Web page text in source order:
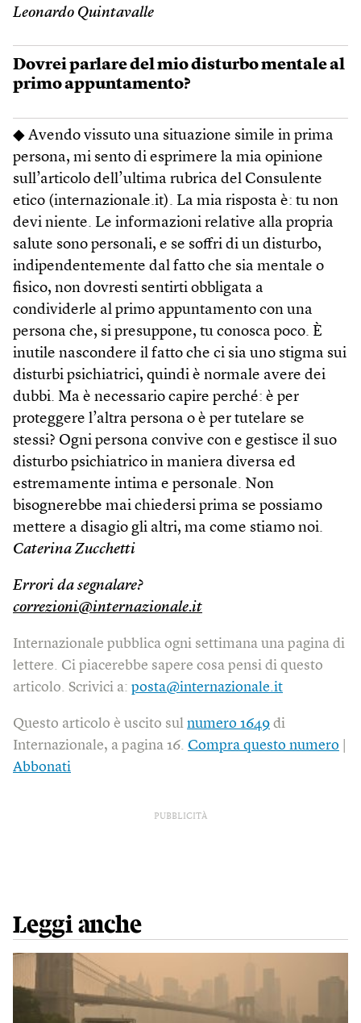
Leonardo Quintavalle
Dovrei parlare del mio disturbo mentale al
primo appuntamento?
◆ Avendo vissuto una situazione simile in prima
persona, mi sento di esprimere la mia opinione
sull’articolo dell’ultima rubrica del Consulente
etico (internazionale.it). La mia risposta è: tu non
devi niente. Le informazioni relative alla propria
salute sono personali, e se soffri di un disturbo,
indipendentemente dal fatto che sia mentale o
fisico, non dovresti sentirti obbligata a
condividerle al primo appuntamento con una
persona che, si presuppone, tu conosca poco. È
inutile nascondere il fatto che ci sia uno stigma sui
disturbi psichiatrici, quindi è normale avere dei
dubbi. Ma è necessario capire perché: è per
proteggere l’altra persona o è per tutelare se
stessi? Ogni persona convive con e gestisce il suo
disturbo psichiatrico in maniera diversa ed
estremamente intima e personale. Non
bisognerebbe mai chiedersi prima se possiamo
mettere a disagio gli altri, ma come stiamo noi.
Caterina Zucchetti
Errori da segnalare?
correzioni@internazionale.it
Internazionale pubblica ogni settimana una pagina di
lettere. Ci piacerebbe sapere cosa pensi di questo
articolo. Scrivici a: posta@internazionale.it
Questo articolo è uscito sul numero 1649 di
Internazionale, a pagina 16. Compra questo numero
Abbonati
PUBBLICITÀ
Leggi anche